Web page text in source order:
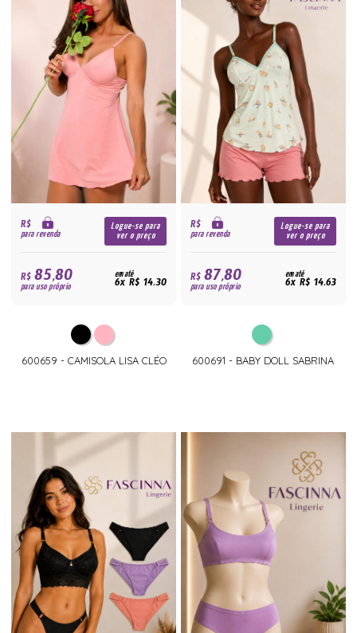
R$
para revenda
Logue-se para
ver o preço
R$85,80
para uso próprio
em até
6x R$ 14,30
600659 - CAMISOLA LISA CLÉO
R$
para revenda
Logue-se para
ver o preço
R$87,80
para uso próprio
em até
6x R$ 14,63
600691 - BABY DOLL SABRINA